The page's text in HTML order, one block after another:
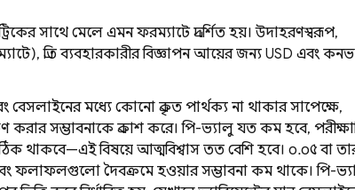
সাথে মেলে এমন ফরম্যাটে প্রদর্শিত হয়। উদাহরণস্বরূপ,
প্রতি ব্যবহারকারীর বিজ্ঞাপন আয়ের জন্য USD এবং
বেসলাইনের মধ্যে কোনো প্রকৃত পার্থক্য না থাকার সাপেক্ষে,
করার সম্ভাবনাকে প্রকাশ করে। পি-ভ্যালু যত কম হবে,
থাকবে—এই বিষয়ে আত্মবিশ্বাস তত বেশি হবে। ০.০৫ বা
ফলাফলগুলো দৈবক্রমে হওয়ার সম্ভাবনা কম থাকে। পি-